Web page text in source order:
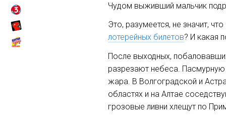
Чудом выживший мальчик
Это, разумеется, не значит,
лотерейных билетов? И какая
После выходных,
разрезают небеса.
жара. В Волгоградской и
областях и на Алтае
грозовые ливни хлещут по